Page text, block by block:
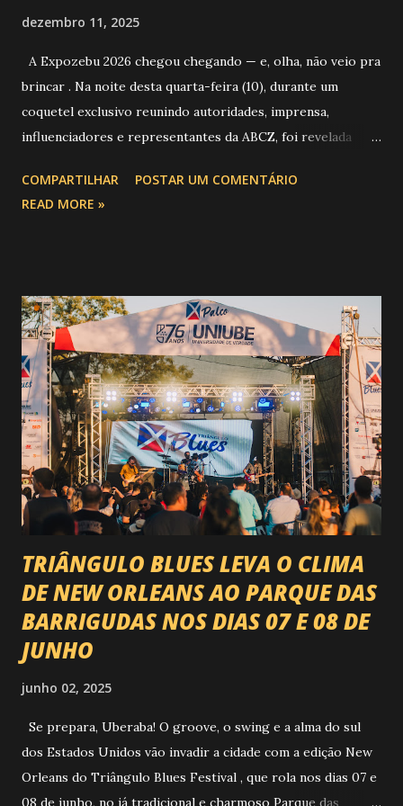
dezembro 11, 2025
A Expozebu 2026 chegou chegando — e, olha, não veio pra
brincar . Na noite desta quarta-feira (10), durante um
coquetel exclusivo reunindo autoridades, imprensa,
influenciadores e representantes da ABCZ, foi revelada
festa : a chegada do Campeonato de Montarias em Touros
do Circuito Rancho Primavera (CRP) , a maior companhia de
impacto é tão grande que o evento até mudou de nome:
agora é Expozebu Rodeo Shows . E não para por aí. Foto:
@circuitoranchoprimavera 🎤 LINE-UP NACIONAL QUE
VAI ESTREMECER O PARQUE Serão quatro noites , entre
24, 25, 30 de abril e 02 de maio , com oito atrações gigantes
da música brasileira , contemplando sertanejo, forró,
piseiro e sofrência nível hard: Gusttavo Lima Leonardo
Natanzinho Lima Jads & ...
COMPARTILHAR
POSTAR UM COMENTÁRIO
READ MORE »
TRIÂNGULO BLUES LEVA O CLIMA
DE NEW ORLEANS AO PARQUE DAS
BARRIGUDAS NOS DIAS 07 E 08 DE
JUNHO
junho 02, 2025
Se prepara, Uberaba! O groove, o swing e a alma do sul
dos Estados Unidos vão invadir a cidade com a edição New
Orleans do Triângulo Blues Festival , que rola nos dias 07 e
08 de junho, no já tradicional e charmoso Parque das